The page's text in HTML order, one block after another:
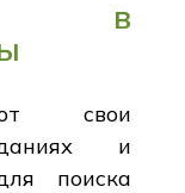
в
свои
и
поиска